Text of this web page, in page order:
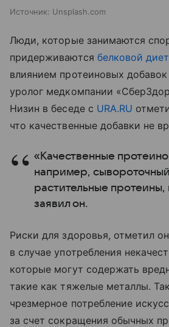
Источник: Unsplash.com
Люди, которые занимаются
придерживаются белковой
влиянием протеиновых добавок
уролог медкомпании
Низин в беседе с URA.RU
что качественные добавки не
«Качественные
например,
растительные
заявил он.
Риски для здоровья, отметил
в случае употребления
которые могут содержать
такие как тяжелые металлы.
чрезмерное потребление
за счет сокращения обычных